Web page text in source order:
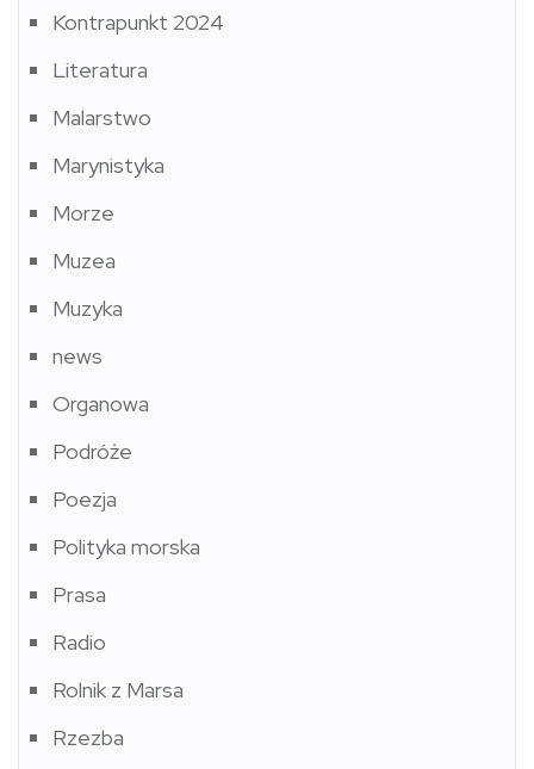
Kontrapunkt 2024
Literatura
Malarstwo
Marynistyka
Morze
Muzea
Muzyka
news
Organowa
Podróże
Poezja
Polityka morska
Prasa
Radio
Rolnik z Marsa
Rzezba